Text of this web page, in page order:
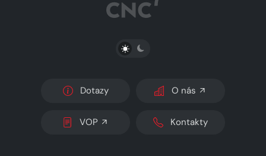
PŘEPNOUT SVĚTLÝ/TMAVÝ REŽIM
Dotazy O nás
VOP Kontakty